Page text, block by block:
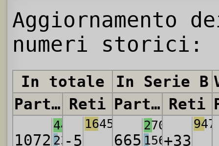
Aggiornamento
numeri storici:
In totale In Serie B
Partite Reti Partite Reti
1072
442
234
-5
1645
665
270
156+33
947